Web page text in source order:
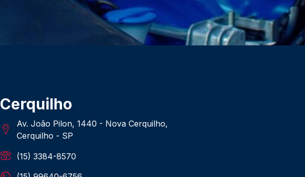
Cerquilho
Av. João Pilon, 1440 - Nova Cerquilho,
Cerquilho - SP
(15) 3384-8570